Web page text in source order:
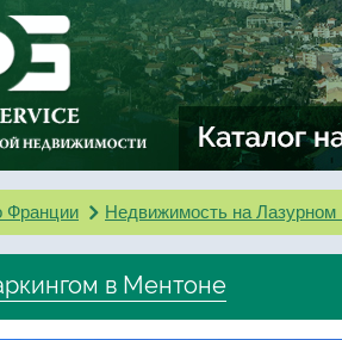
Франции Недвижимость на Лазурном
в Ментоне